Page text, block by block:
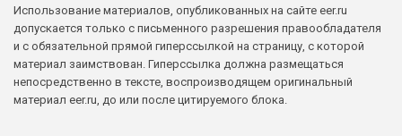
Использование материалов, опубликованных на сайте eer.ru
допускается только с письменного разрешения правообладателя
и с обязательной прямой гиперссылкой на страницу, с которой
материал заимствован. Гиперссылка должна размещаться
непосредственно в тексте, воспроизводящем оригинальный
материал eer.ru, до или после цитируемого блока.